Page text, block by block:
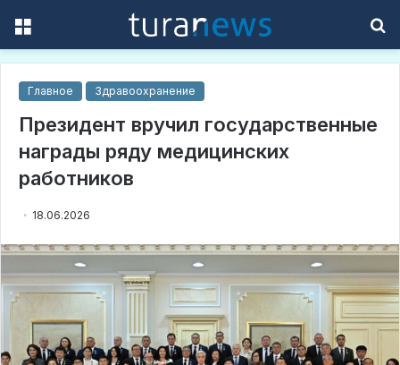
Главное Здравоохранение
Президент вручил государственные
награды ряду медицинских
работников
18.06.2026